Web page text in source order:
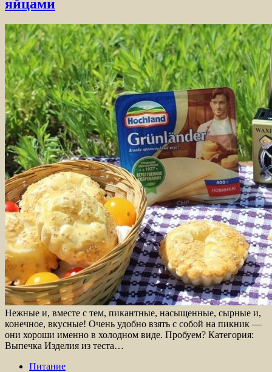
яйцами
Нежные и, вместе с тем, пикантные, насыщенные, сырные и,
конечное, вкусные! Очень удобно взять с собой на пикник —
они хороши именно в холодном виде. Пробуем? Категория:
Выпечка Изделия из теста…
Питание